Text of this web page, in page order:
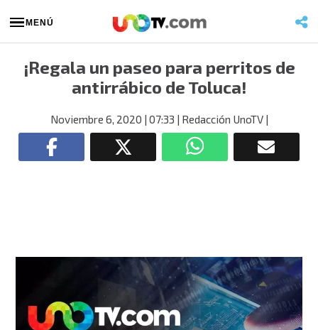
MENÚ
¡Regala un paseo para perritos de
antirrábico de Toluca!
Noviembre 6, 2020 | 07:33 | Redacción UnoTV|